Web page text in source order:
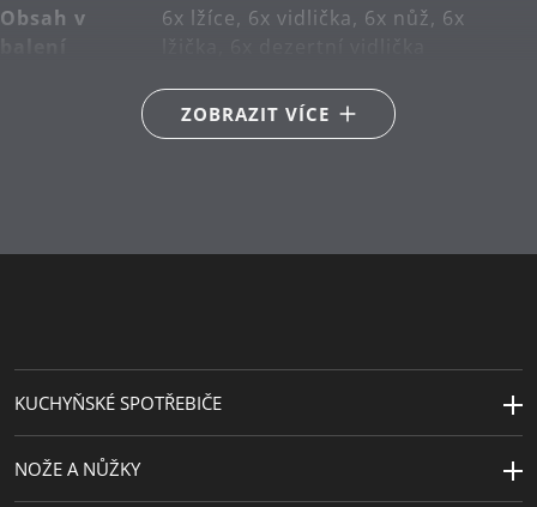
Obsah v
6x lžíce, 6x vidlička, 6x nůž, 6x
Cromargan protect®
Návrhář WMF Atelier (Peter Ramminger)
ZOBRAZIT VÍCE
KUCHYŇSKÉ SPOTŘEBIČE
NOŽE A NŮŽKY